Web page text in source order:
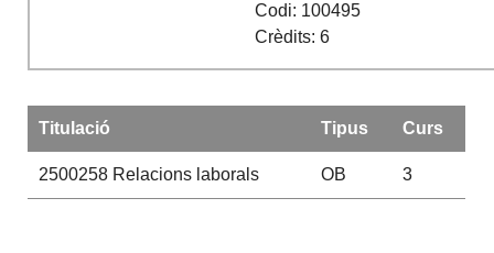
Codi: 100495
Crèdits: 6
Titulació Tipus Curs
2500258Relacions laborals OB 3